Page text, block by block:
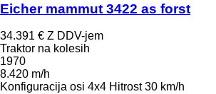
Eicher mammut 3422 as forst
34.391 € Z DDV-jem
Traktor na kolesih
1970
8.420 m/h
Konfiguracija osi 4x4 Hitrost 30 km/h